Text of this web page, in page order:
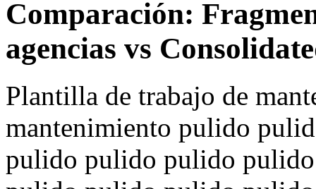
Comparación:
agencias vs
Plantilla de trabajo de
mantenimiento pulido
pulido pulido pulido